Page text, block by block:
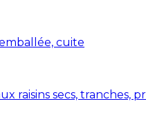
cuite
raisins secs, tranches,